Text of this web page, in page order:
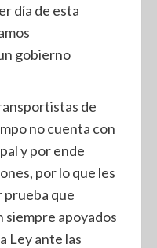
día de esta
gobierno
de
no cuenta con
y por ende
por lo que les
que
siempre apoyados
Ley ante las